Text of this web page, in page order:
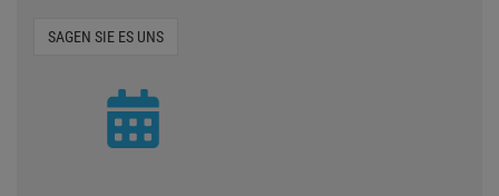
SAGEN SIE ES UNS